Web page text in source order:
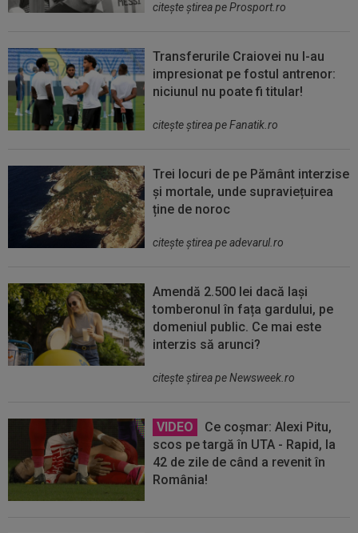
citeşte ştirea pe Prosport.ro
Transferurile Craiovei nu l-au
impresionat pe fostul antrenor:
niciunul nu poate fi titular!
citeşte ştirea pe Fanatik.ro
Trei locuri de pe Pământ interzise
și mortale, unde supraviețuirea
ține de noroc
citeşte ştirea pe adevarul.ro
Amendă 2.500 lei dacă lași
tomberonul în fața gardului, pe
domeniul public. Ce mai este
interzis să arunci?
citeşte ştirea pe Newsweek.ro
VIDEO
Ce coșmar: Alexi Pitu,
scos pe targă în UTA - Rapid, la
42 de zile de când a revenit în
România!